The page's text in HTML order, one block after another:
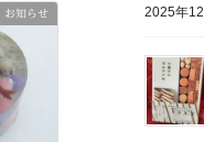
お知らせ
2025年